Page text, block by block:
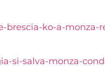
brescia-ko-a-monza-
si-salva-monza-